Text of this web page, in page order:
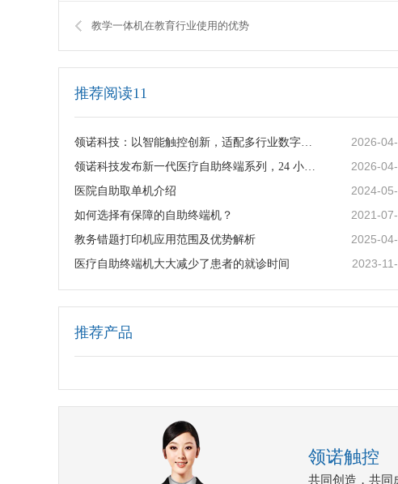
教学一体机在教育行业使用的优势
推荐阅读11
领诺科技：以智能触控创新，适配多行业数字化设备定制需求 2026-
领诺科技发布新一代医疗自助终端系列，24 小时无人值守赋能智慧医院建设 2026-
医院自助取单机介绍 2024-
如何选择有保障的自助终端机？ 2021-
教务错题打印机应用范围及优势解析 2025-
医疗自助终端机大大减少了患者的就诊时间 2023-
推荐产品
领诺触控
共同创造，共同